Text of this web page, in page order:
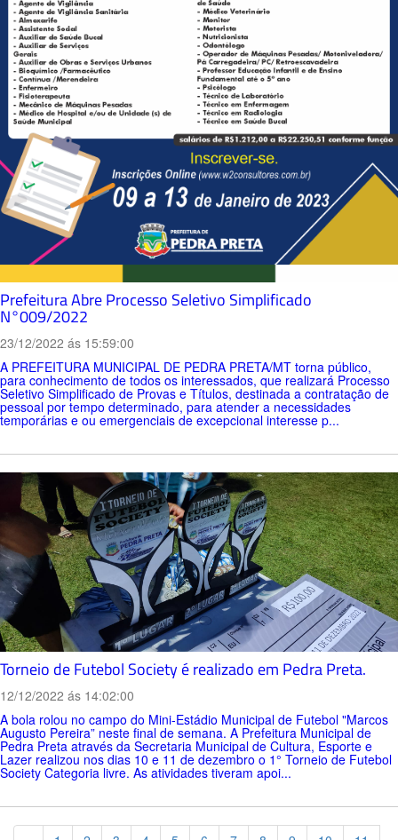
Prefeitura Abre Processo Seletivo Simplificado
N°009/2022
23/12/2022 ás 15:59:00
A PREFEITURA MUNICIPAL DE PEDRA PRETA/MT torna público,
para conhecimento de todos os interessados, que realizará Processo
Seletivo Simplificado de Provas e Títulos, destinada a contratação de
pessoal por tempo determinado, para atender a necessidades
temporárias e ou emergenciais de excepcional interesse p...
Torneio de Futebol Society é realizado em Pedra Preta.
12/12/2022 ás 14:02:00
A bola rolou no campo do Mini-Estádio Municipal de Futebol "Marcos
Augusto Pereira” neste final de semana. A Prefeitura Municipal de
Pedra Preta através da Secretaria Municipal de Cultura, Esporte e
Lazer realizou nos dias 10 e 11 de dezembro o 1° Torneio de Futebol
Society Categoria livre. As atividades tiveram apoi...